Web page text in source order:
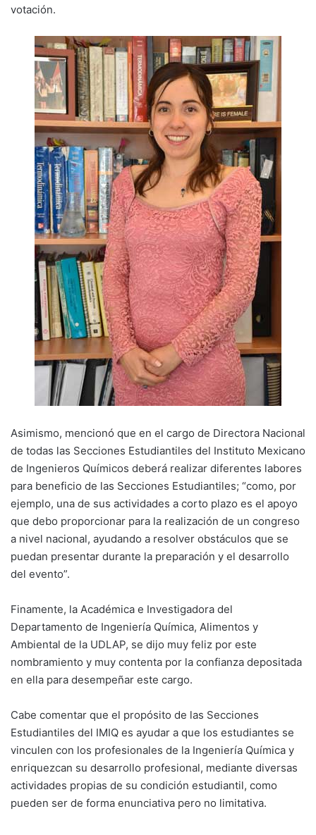
votación.
Asimismo, mencionó que en el cargo de Directora Nacional
de todas las Secciones Estudiantiles del Instituto Mexicano
de Ingenieros Químicos deberá realizar diferentes labores
para beneficio de las Secciones Estudiantiles; “como, por
ejemplo, una de sus actividades a corto plazo es el apoyo
que debo proporcionar para la realización de un congreso
a nivel nacional, ayudando a resolver obstáculos que se
puedan presentar durante la preparación y el desarrollo
del evento”.
Finamente, la Académica e Investigadora del
Departamento de Ingeniería Química, Alimentos y
Ambiental de la UDLAP, se dijo muy feliz por este
nombramiento y muy contenta por la confianza depositada
en ella para desempeñar este cargo.
Cabe comentar que el propósito de las Secciones
Estudiantiles del IMIQ es ayudar a que los estudiantes se
vinculen con los profesionales de la Ingeniería Química y
enriquezcan su desarrollo profesional, mediante diversas
actividades propias de su condición estudiantil, como
pueden ser de forma enunciativa pero no limitativa.